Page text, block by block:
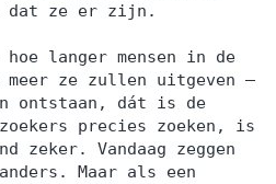
dat ze er zijn.
hoe langer mensen in de
ze zullen uitgeven —
ontstaan, dát is de
precies zoeken, is
zeker. Vandaag zeggen
Maar als een